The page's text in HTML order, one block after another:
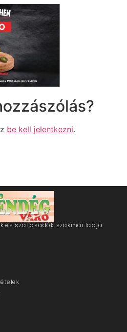
be kell jelentkezni.
és szállásadók szakmai lapja